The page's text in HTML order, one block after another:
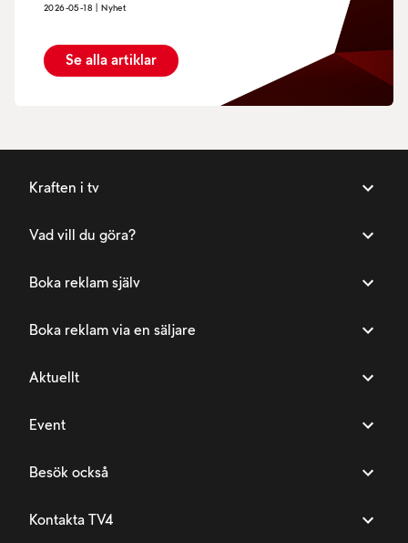
2026-05-18 |Nyhet
Se alla artiklar
Kraften i tv
Vad vill du göra?
Boka reklam själv
Boka reklam via en säljare
Aktuellt
Event
Besök också
Kontakta TV4